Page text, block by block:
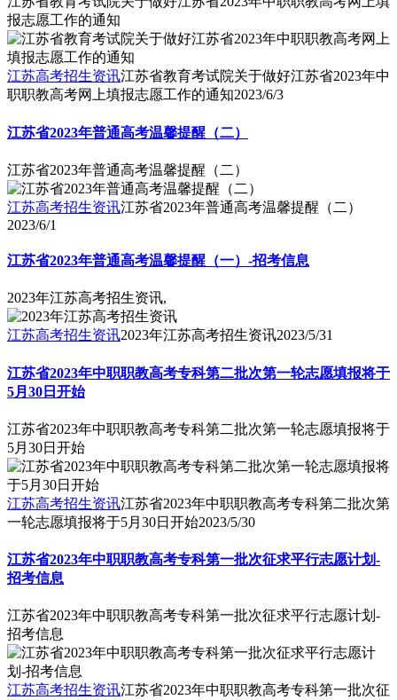
报志愿工作的通知
江苏高考招生资讯江苏省教育考试院关于做好江苏省2023年中
职职教高考网上填报志愿工作的通知2023/6/3
江苏省2023年普通高考温馨提醒（二）
江苏省2023年普通高考温馨提醒（二）
江苏高考招生资讯江苏省2023年普通高考温馨提醒（二）
2023/6/1
江苏省2023年普通高考温馨提醒（一）-招考信息
2023年江苏高考招生资讯,
江苏高考招生资讯2023年江苏高考招生资讯2023/5/31
江苏省2023年中职职教高考专科第二批次第一轮志愿填报将于
5月30日开始
江苏省2023年中职职教高考专科第二批次第一轮志愿填报将于
5月30日开始
江苏高考招生资讯江苏省2023年中职职教高考专科第二批次第
一轮志愿填报将于5月30日开始2023/5/30
江苏省2023年中职职教高考专科第一批次征求平行志愿计划-
招考信息
江苏省2023年中职职教高考专科第一批次征求平行志愿计划-
招考信息
江苏高考招生资讯江苏省2023年中职职教高考专科第一批次征